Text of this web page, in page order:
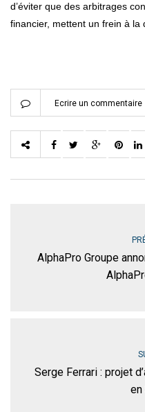
d’éviter que des arbitrages
financier, mettent un frein à la
Ecrire un commentaire
AlphaPro Groupe
Serge Ferrari : projet
en